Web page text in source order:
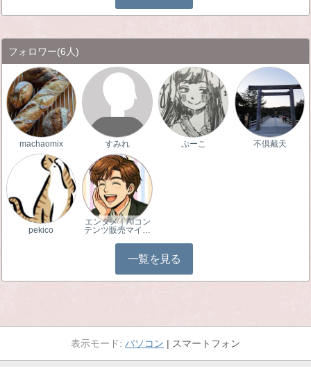
フォロワー(6人)
machaomix すみれ ぷーこ 不倶戴天
pekico
エンタメ｜AIコン
テンツ販売マイ…
一覧を見る
パソコン スマートフォン